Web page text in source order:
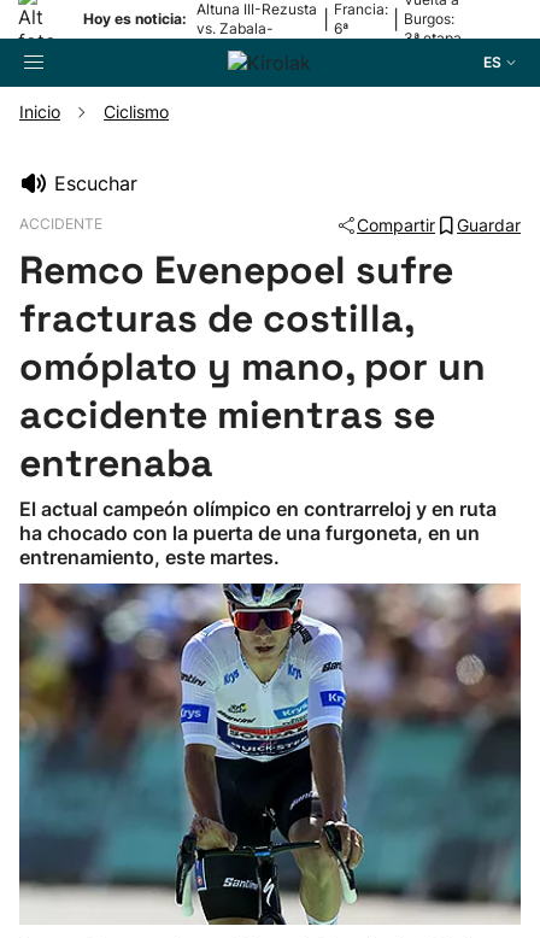
Hoy es noticia:
Altuna III-Rezusta
vs. Zabala-
Zabaleta
Francia:
6ª
Burgos:
3ª etapa
ES
Pelota
Remo
Ciclismo
Balonmano
Kirolak 360
Atletismo
Carreras de montaña
Más deportes
Inicio Ciclismo
Escuchar
ACCIDENTE Compartir Guardar
Remco Evenepoel sufre
fracturas de costilla,
omóplato y mano, por un
accidente mientras se
entrenaba
El actual campeón olímpico en contrarreloj y en ruta
ha chocado con la puerta de una furgoneta, en un
entrenamiento, este martes.